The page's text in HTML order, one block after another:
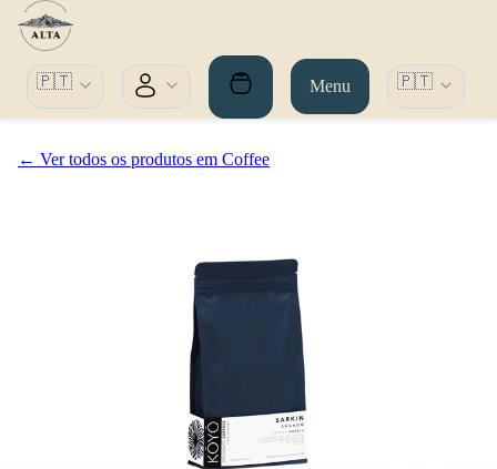
🇵🇹 Menu 🇵🇹
← Ver todos os produtos em Coffee